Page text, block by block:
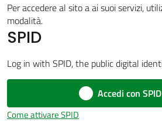
trasparente
Menu selezionato
gli
argomenti...
Per accedere al sito a ai suoi servizi,
modalità.
SPID
Log in with SPID, the public digital
Accedi con
Come attivare SPID